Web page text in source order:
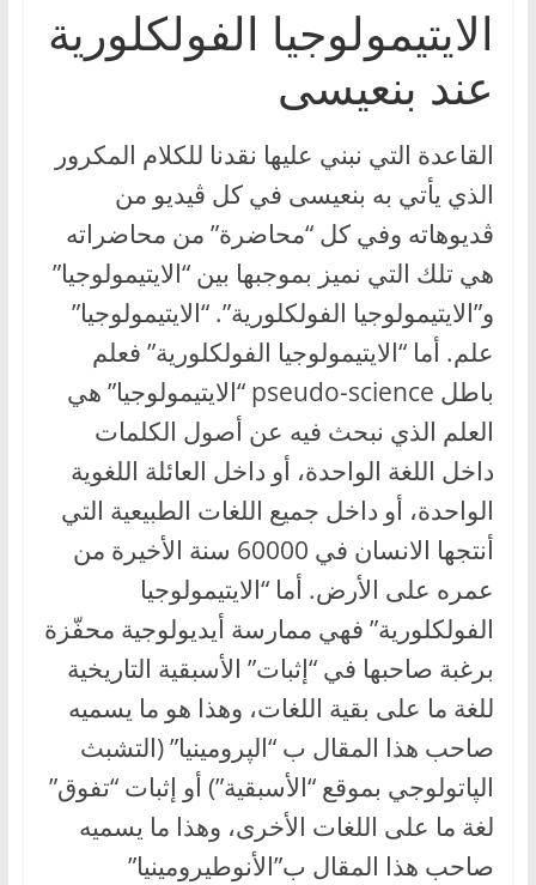
الايتيمولوجيا الفولكلورية
عند بنعيسى
القاعدة التي نبني عليها نقدنا للكلام المكرور
الذي يأتي به بنعيسى في كل ڤيديو من
ڤديوهاته وفي كل “محاضرة” من محاضراته
هي تلك التي نميز بموجبها بين “الايتيمولوجيا”
و”الايتيمولوجيا الفولكلورية”. “الايتيمولوجيا”
علم. أما “الايتيمولوجيا الفولكلورية” فعلم
باطل pseudo-science “الايتيمولوجيا” هي
العلم الذي نبحث فيه عن أصول الكلمات
داخل اللغة الواحدة، أو داخل العائلة اللغوية
الواحدة، أو داخل جميع اللغات الطبيعية التي
أنتجها الانسان في 60000 سنة الأخيرة من
عمره على الأرض. أما “الايتيمولوجيا
الفولكلورية” فهي ممارسة أيديولوجية محفّزة
برغبة صاحبها في “إثبات” الأسبقية التاريخية
للغة ما على بقية اللغات، وهذا هو ما يسميه
صاحب هذا المقال ب “الپرومينيا” (التشبث
الپاتولوجي بموقع “الأسبقية”) أو إثبات “تفوق”
لغة ما على اللغات الأخرى، وهذا ما يسميه
صاحب هذا المقال ب”الأنوطيرومينيا”